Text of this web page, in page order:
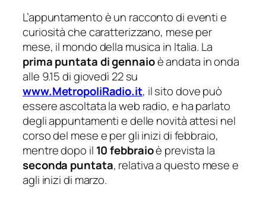
L’appuntamento è un racconto di eventi e
curiosità che caratterizzano, mese per
mese, il mondo della musica in Italia. La
prima puntata di gennaioè andata in onda
alle 9.15 di giovedì 22 su
www.MetropoliRadio.it, il sito dove può
essere ascoltata la web radio, e ha parlato
degli appuntamenti e delle novità attesi nel
corso del mese e per gli inizi di febbraio,
mentre dopo il 10 febbraioè prevista la
seconda puntata, relativa a questo mese e
agli inizi di marzo.